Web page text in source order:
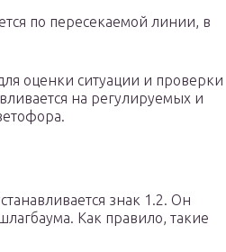
по пересекаемой линии, в
оценки ситуации и проверки
на регулируемых и
знак 1.2. Он
Как правило, такие